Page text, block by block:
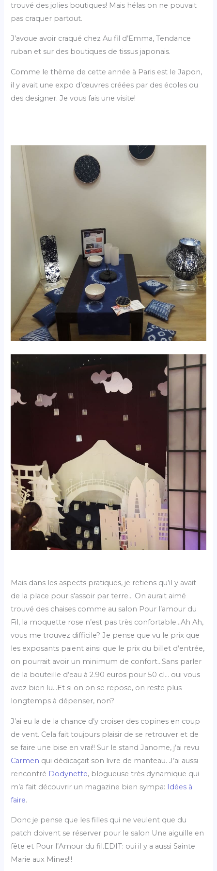
trouvé des jolies boutiques! Mais hélas on ne pouvait
pas craquer partout.
J’avoue avoir craqué chez Au fil d’Emma, Tendance
ruban et sur des boutiques de tissus japonais.
Comme le thème de cette année à Paris est le Japon,
il y avait une expo d’œuvres créées par des écoles ou
des designer. Je vous fais une visite!
Mais dans les aspects pratiques, je retiens qu’il y avait
de la place pour s’assoir par terre… On aurait aimé
trouvé des chaises comme au salon Pour l’amour du
Fil, la moquette rose n’est pas très confortable…Ah Ah,
vous me trouvez difficile? Je pense que vu le prix que
les exposants paient ainsi que le prix du billet d’entrée,
on pourrait avoir un minimum de confort…Sans parler
de la bouteille d’eau à 2.90 euros pour 50 cl… oui vous
avez bien lu…Et si on on se repose, on reste plus
longtemps à dépenser, non?
J’ai eu la de la chance d’y croiser des copines en coup
de vent. Cela fait toujours plaisir de se retrouver et de
se faire une bise en vrai!! Sur le stand Janome, j’ai revu
Carmen qui dédicaçait son livre de manteau. J’ai aussi
rencontré Dodynette, blogueuse très dynamique qui
m’a fait découvrir un magazine bien sympa: Idées à
faire.
Donc je pense que les filles qui ne veulent que du
patch doivent se réserver pour le salon Une aiguille en
fête et Pour l’Amour du fil.EDIT: oui il y a aussi Sainte
Marie aux Mines!!!